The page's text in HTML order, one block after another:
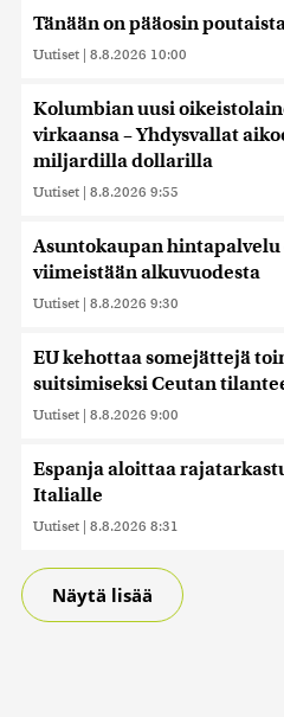
Tänään on pääosin
Uutiset | 8.8.2026 10:00
Kolumbian uusi
virkaansa – Yhdysvallat
miljardilla dollarilla
Uutiset | 8.8.2026 9:55
Asuntokaupan hintapalvelu
viimeistään alkuvuodesta
Uutiset | 8.8.2026 9:30
EU kehottaa somejättejä
suitsimiseksi Ceutan
Uutiset | 8.8.2026 9:00
Espanja aloittaa
Italialle
Uutiset | 8.8.2026 8:31
Näytä lisää